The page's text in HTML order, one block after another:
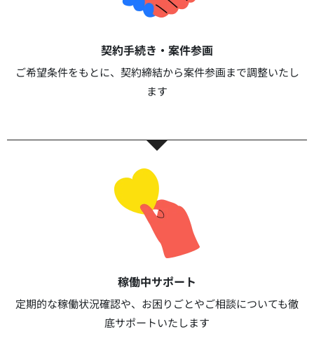
契約手続き・案件参画​​
ご希望条件をもとに、契約締結から案件参画まで調整いたし
ます​​
稼働中サポート​
定期的な稼働状況確認や、お困りごとやご相談についても徹
底サポートいたします​​